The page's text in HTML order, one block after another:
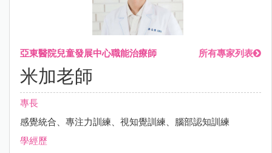
亞東醫院兒童發展中心職能治療師 所有專家列表
米加老師
專長
感覺統合、專注力訓練、視知覺訓練、腦部認知訓練
學經歷